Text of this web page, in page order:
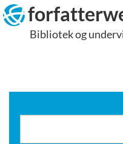
Hop
til
indholdBibliotek og